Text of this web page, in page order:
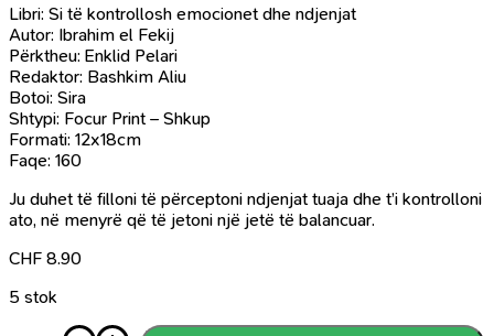
Libri: Si të kontrollosh emocionet dhe ndjenjat
Autor: Ibrahim el Fekij
Përktheu: Enklid Pelari
Redaktor: Bashkim Aliu
Botoi: Sira
Shtypi: Focur Print – Shkup
Formati: 12x18cm
Faqe: 160
Ju duhet të filloni të përceptoni ndjenjat tuaja dhe t’i kontrolloni
ato, në menyrë që të jetoni një jetë të balancuar.
CHF 8.90
5 stok